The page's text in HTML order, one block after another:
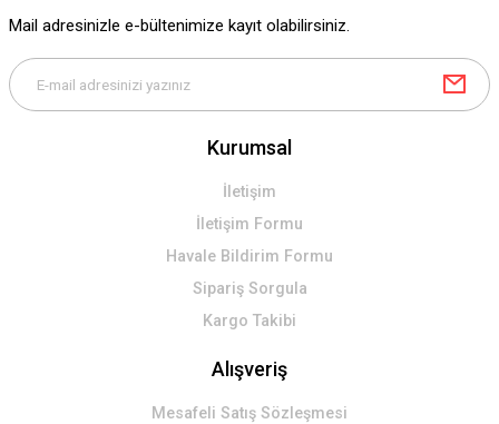
Bu ürüne benzer farklı alternatifler olmalı.
Gönder
Mail adresinizle e-bültenimize kayıt olabilirsiniz.
Kurumsal
İletişim
İletişim Formu
Havale Bildirim Formu
Sipariş Sorgula
Kargo Takibi
Alışveriş
Mesafeli Satış Sözleşmesi